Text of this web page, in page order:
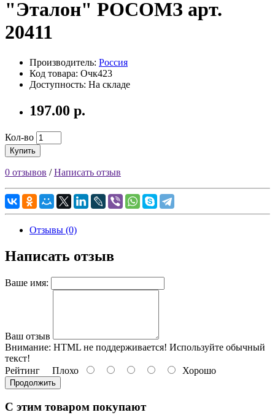
"Эталон" РОСОМЗ арт.
20411
Производитель: Россия
Код товара: Очк423
Доступность: На складе
197.00 р.
Кол-во
Купить
0 отзывов /Написать отзыв
Отзывы (0)
Написать отзыв
Ваше имя:
Ваш отзыв
Внимание: HTML не поддерживается! Используйте обычный
текст!
Рейтинг Плохо Хорошо
Продолжить
С этим товаром покупают